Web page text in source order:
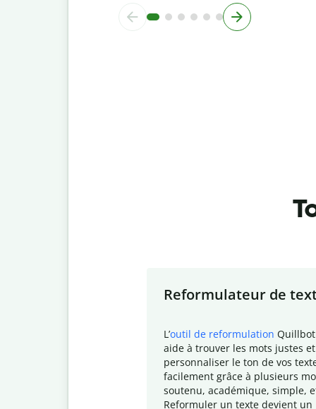
Reformulateur de
L ’outil de reformulation
aide à trouver les mots justes
personnaliser le ton de vos
facilement grâce à plusieurs
soutenu, académique, simple,
Reformuler un texte devient un